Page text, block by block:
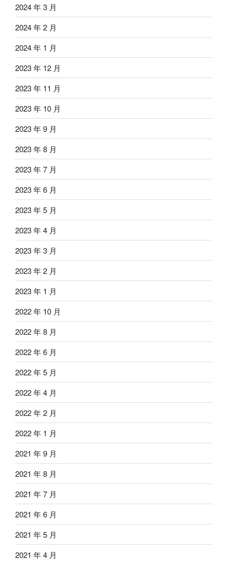
2024 年 3 月
2024 年 2 月
2024 年 1 月
2023 年 12 月
2023 年 11 月
2023 年 10 月
2023 年 9 月
2023 年 8 月
2023 年 7 月
2023 年 6 月
2023 年 5 月
2023 年 4 月
2023 年 3 月
2023 年 2 月
2023 年 1 月
2022 年 10 月
2022 年 8 月
2022 年 6 月
2022 年 5 月
2022 年 4 月
2022 年 2 月
2022 年 1 月
2021 年 9 月
2021 年 8 月
2021 年 7 月
2021 年 6 月
2021 年 5 月
2021 年 4 月